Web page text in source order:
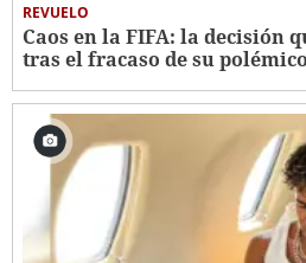
REVUELO
Caos en la FIFA: la decisión
tras el fracaso de su